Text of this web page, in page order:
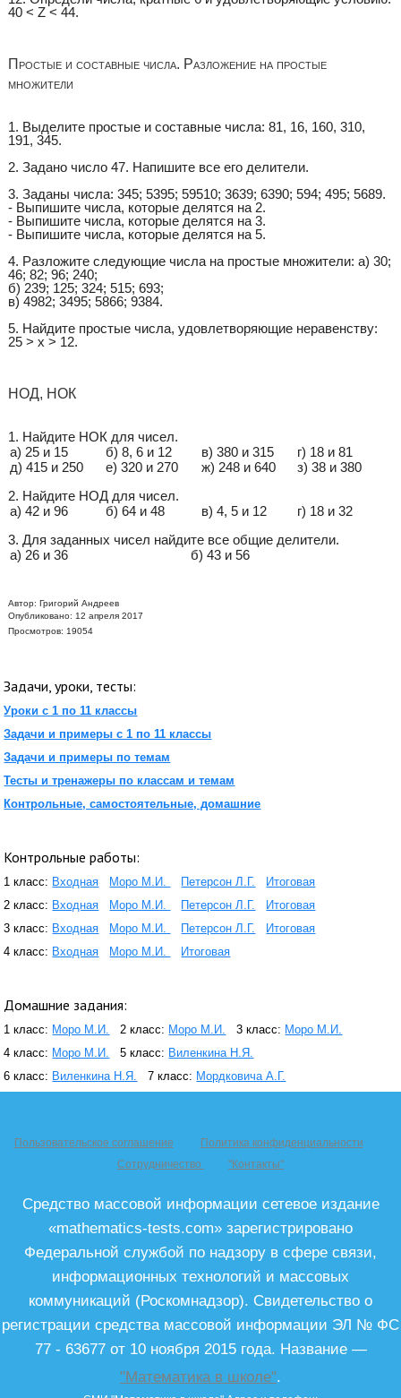
40 < Z < 44.
Простые и составные числа. Разложение на простые
множители
1. Выделите простые и составные числа: 81, 16, 160, 310,
191, 345.
2. Задано число 47. Напишите все его делители.
3. Заданы числа: 345; 5395; 59510; 3639; 6390; 594; 495; 5689.
- Выпишите числа, которые делятся на 2.
- Выпишите числа, которые делятся на 3.
- Выпишите числа, которые делятся на 5.
4. Разложите следующие числа на простые множители: а) 30;
46; 82; 96; 240;
б) 239; 125; 324; 515; 693;
в) 4982; 3495; 5866; 9384.
5. Найдите простые числа, удовлетворяющие неравенству:
25 > x > 12.
НОД, НОК
1. Найдите НОК для чисел.
а) 25 и 15
б) 8, 6 и 12 в) 380 и 315
г) 18 и 81
д) 415 и 250
е) 320 и 270 ж) 248 и 640
з) 38 и 380
2. Найдите НОД для чисел.
а) 42 и 96
б) 64 и 48 в) 4, 5 и 12
г) 18 и 32
3. Для заданных чисел найдите все общие делители.
а) 26 и 36
б) 43 и 56
Автор: Григорий Андреев
Опубликовано: 12 апреля 2017
Просмотров: 19054
Задачи, уроки, тесты:
Уроки с 1 по 11 классы
Задачи и примеры с 1 по 11 классы
Задачи и примеры по темам
Тесты и тренажеры по классам и темам
Контрольные, самостоятельные, домашние
Контрольные работы:
1 класс: Входная Моро М.И. Петерсон Л.Г.
Итоговая
2 класс: Входная Моро М.И. Петерсон Л.Г.
Итоговая
3 класс: Входная Моро М.И. Петерсон Л.Г.
Итоговая
4 класс: Входная Моро М.И. Итоговая
Домашние задания:
1 класс: Моро М.И. 2 класс: Моро М.И. 3 класс: Моро М.И.
4 класс: Моро М.И. 5 класс: Виленкина Н.Я.
6 класс: Виленкина Н.Я. 7 класс: Мордковича А.Г.
Пользовательское соглашение
Политика конфиденциальности
Сотрудничество
"Контакты"
Средство массовой информации сетевое издание
«mathematics-tests.com» зарегистрировано
Федеральной службой по надзору в сфере связи,
информационных технологий и массовых
коммуникаций (Роскомнадзор). Свидетельство о
регистрации средства массовой информации ЭЛ № ФС
77 - 63677 от 10 ноября 2015 года. Название —
"Математика в школе".